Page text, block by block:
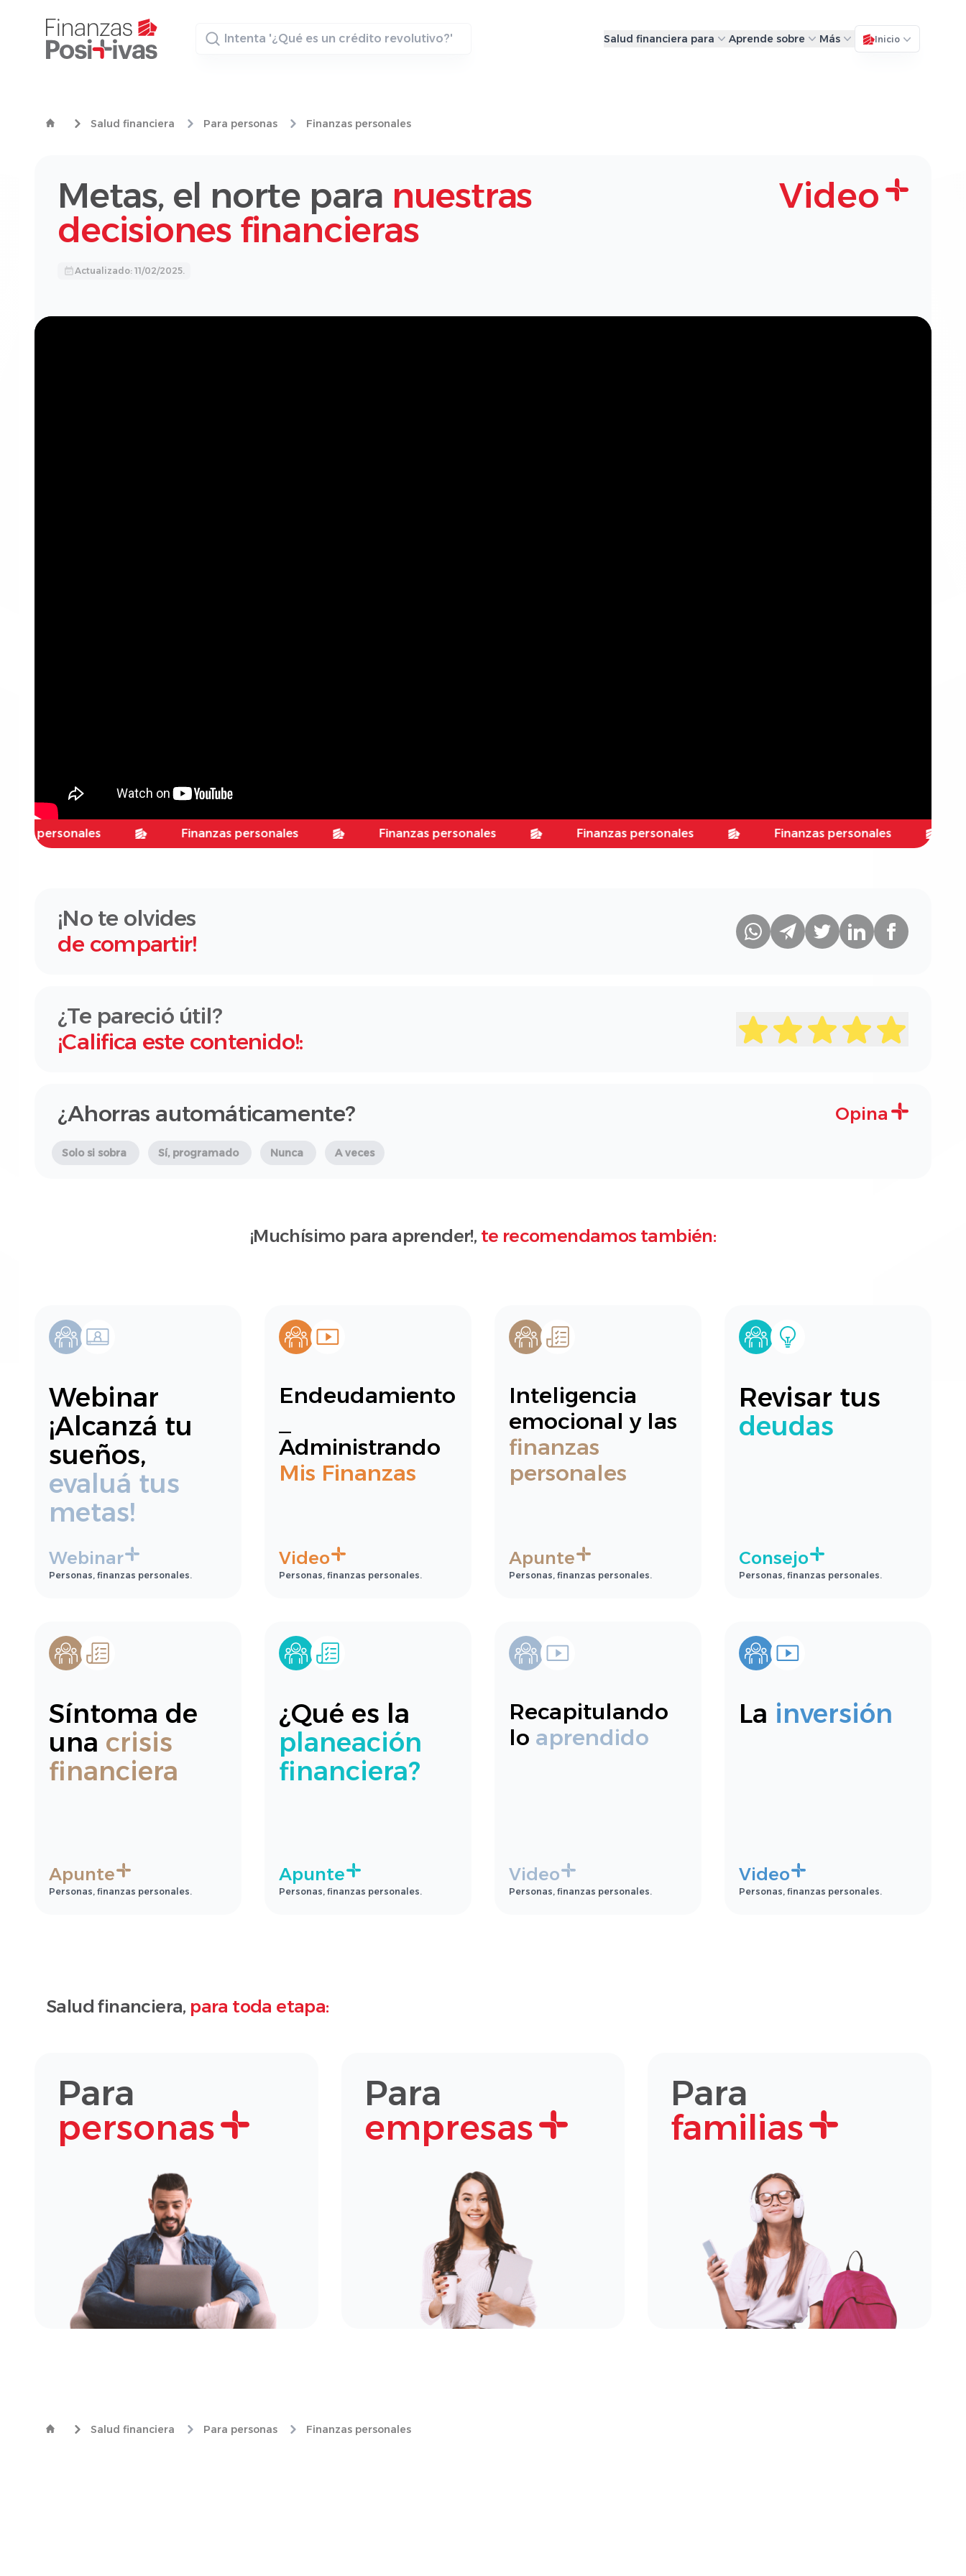
Buscador
Salud financiera para Aprende sobre Más Inicio
Salud financiera Para personas Finanzas personales
Metas, el norte para nuestras
decisiones financieras
Actualizado: 11/02/2025.
Video
Finanzas personales Finanzas personales Finanzas personales Finanzas personales
¡No te olvides
de compartir!
¿Te pareció útil?
¡Califica este contenido!:
¿Ahorras automáticamente? Opina
Solo si sobra Sí, programado Nunca A veces
¡Muchísimo para aprender!, te recomendamos también:
Webinar
¡Alcanzá tu
sueños,
evaluá tus
metas!
Webinar
Personas, finanzas personales.
Endeudamiento
Administrando
Mis Finanzas
Video
Personas, finanzas personales.
Inteligencia
emocional y las
finanzas
personales
Apunte
Personas, finanzas personales.
Revisar tus
deudas
Consejo
Personas, finanzas personales.
Síntoma de
una crisis
financiera
Apunte
Personas, finanzas personales.
¿Qué es la
planeación
financiera?
Apunte
Personas, finanzas personales.
Recapitulando
lo aprendido
Video
Personas, finanzas personales.
La inversión
Video
Personas, finanzas personales.
Salud financiera, para toda etapa:
Para
personas
Para
empresas
Para
familias
Salud financiera Para personas Finanzas personales